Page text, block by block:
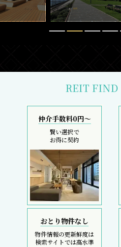
REIT FIND
仲介手数料0円～
賢い選択で
お得に契約
おとり物件なし
物件情報の更新鮮度は
検索サイトでは高水準